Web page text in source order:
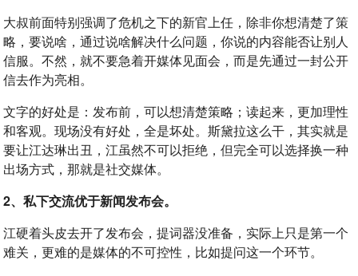
大叔前面特别强调了危机之下的新官上任，除非你想清楚了策
略，要说啥，通过说啥解决什么问题，你说的内容能否让别人
信服。不然，就不要急着开媒体见面会，而是先通过一封公开
信去作为亮相。
文字的好处是：发布前，可以想清楚策略；读起来，更加理性
和客观。现场没有好处，全是坏处。斯黛拉这么干，其实就是
要让江达琳出丑，江虽然不可以拒绝，但完全可以选择换一种
出场方式，那就是社交媒体。
2、私下交流优于新闻发布会。
江硬着头皮去开了发布会，提词器没准备，实际上只是第一个
难关，更难的是媒体的不可控性，比如提问这一个环节。